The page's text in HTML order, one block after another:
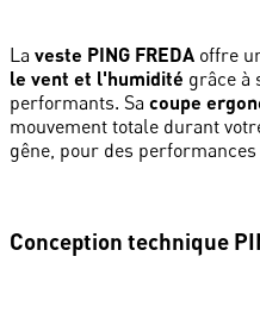
La veste PING FREDA offre
le vent et l'humidité grâce à
performants. Sa coupe
mouvement totale durant
gêne, pour des
Conception technique